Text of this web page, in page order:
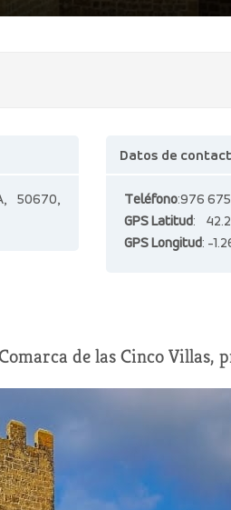
50670,
Datos de
Teléfono:976
GPS Latitud:
GPS Longitud: -
de las Cinco Villas,